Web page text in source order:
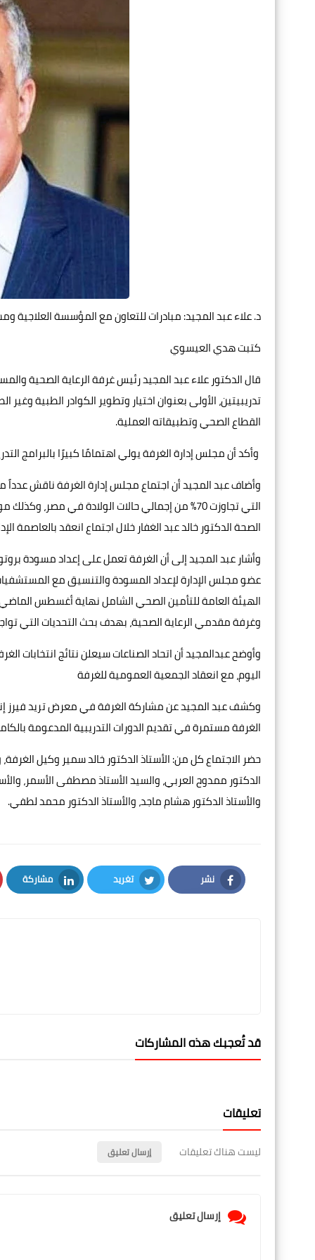
د. علاء عبد المجيد: مبادرات للتعاون مع المؤسسة
كتبت هدي العيسوي
قال الدكتور علاء عبد المجيد رئيس غرفة الرعاية الصحية
تدريبيتين، الأولى بعنوان اختيار وتطوير الكوادر الطبية
القطاع الصحي وتطبيقاته العملية.
وأكد أن مجلس إدارة الغرفة يولي اهتمامًا كبيرًا بالبرامج
وأضاف عبد المجيد أن اجتماع مجلس إدارة الغرفة ناقش عدداً
التي تجاوزت 70% من إجمالي حالات الولادة في
الصحة الدكتور خالد عبد الغفار خلال اجتماع انعقد بالعاصمة
وأشار عبد المجيد إلى أن الغرفة تعمل على إعداد مسودة
عضو مجلس الإدارة لإعداد المسودة والتنسيق مع
الهيئة العامة للتأمين الصحي الشامل نهاية أغسطس
وغرفة مقدمي الرعاية الصحية، بهدف بحث التحديات التي
اليوم، مع انعقاد الجمعية العمومية للغرفة
الغرفة مستمرة في تقديم الدورات التدريبية المدعومة
حضر الاجتماع كل من: الأستاذ الدكتور خالد سمير وكيل
الدكتور ممدوح العربي، والسيد الأستاذ مصطفى الأسمر،
والأستاذ الدكتور هشام ماجد، والأستاذ الدكتور محمد لطفي.
نشر
Facebook
تغريد
Twitter
مشاركة
LinkedIn
قد تُعجبك هذه المشاركات
تعليقات
ليست هناك تعليقات إرسال تعليق
إرسال تعليق